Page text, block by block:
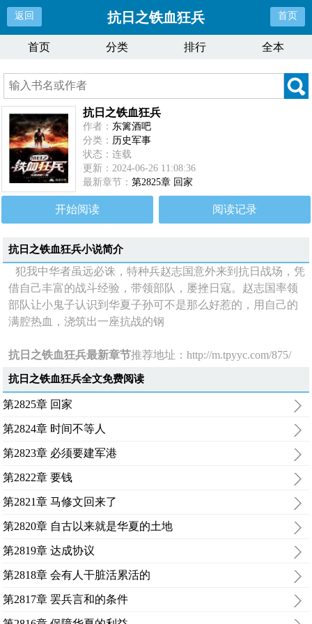
返回 抗日之铁血狂兵 首页
首页 分类 排行 全本
抗日之铁血狂兵
作者： 东篱酒吧
分类： 历史军事
状态：连载
更新：2024-06-26 11:08:36
最新章节：第2825章 回家
开始阅读 阅读记录
抗日之铁血狂兵小说简介
犯我中华者虽远必诛，特种兵赵志国意外来到抗日战场，凭
借自己丰富的战斗经验，带领部队，屡挫日寇。赵志国率领
部队让小鬼子认识到华夏子孙可不是那么好惹的，用自己的
满腔热血，浇筑出一座抗战的钢
抗日之铁血狂兵最新章节推荐地址：http://m.tpyyc.com/875/
抗日之铁血狂兵全文免费阅读
第2825章 回家
第2824章 时间不等人
第2823章 必须要建军港
第2822章 要钱
第2821章 马修文回来了
第2820章 自古以来就是华夏的土地
第2819章 达成协议
第2818章 会有人干脏活累活的
第2817章 罢兵言和的条件